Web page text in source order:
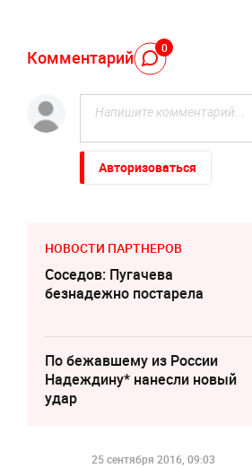
Комментарий 0
Авторизоваться
НОВОСТИ ПАРТНЕРОВ
Соседов: Пугачева
безнадежно постарела
По бежавшему из России
Надеждину* нанесли новый
удар
25 сентября 2016, 09:03